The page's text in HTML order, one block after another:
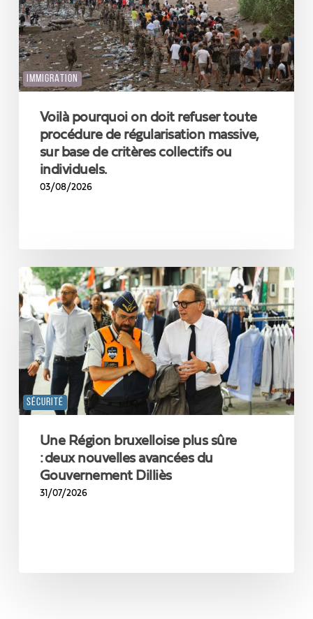
procédure
de
régularisation
massive,
sur
base
critères
collectifs
individuels.
IMMIGRATION
Voilà pourquoi on doit refuser toute
procédure de régularisation massive,
sur base de critères collectifs ou
individuels.
03/08/2026
Une
Région
bruxelloise
plus
sûre
: deux
nouvelles
avancées
du
Gouvernement
SÉCURITÉ
Une Région bruxelloise plus sûre
: deux nouvelles avancées du
Gouvernement Dilliès
31/07/2026